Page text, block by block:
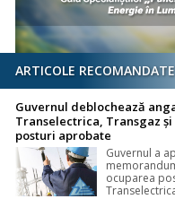
ARTICOLE RECOMANDATE
Guvernul deblochează
Transelectrica, Transgaz
posturi aprobate
Guvernul a
ocuparea